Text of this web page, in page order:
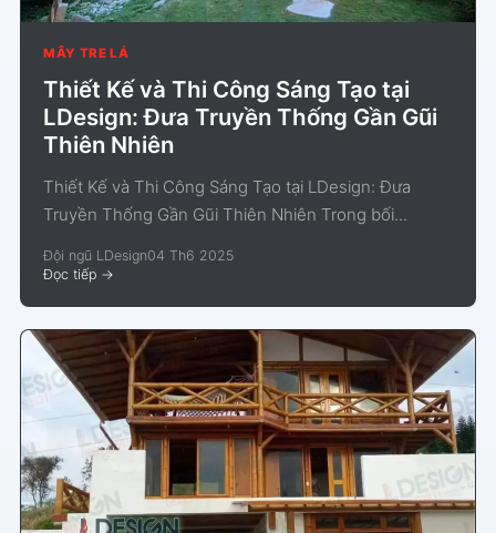
MÂY TRE LÁ
Thiết Kế và Thi Công Sáng Tạo tại
LDesign: Đưa Truyền Thống Gần Gũi
Thiên Nhiên
Thiết Kế và Thi Công Sáng Tạo tại LDesign: Đưa
Truyền Thống Gần Gũi Thiên Nhiên Trong bối...
Đội ngũ LDesign04 Th6 2025
Đọc tiếp ->